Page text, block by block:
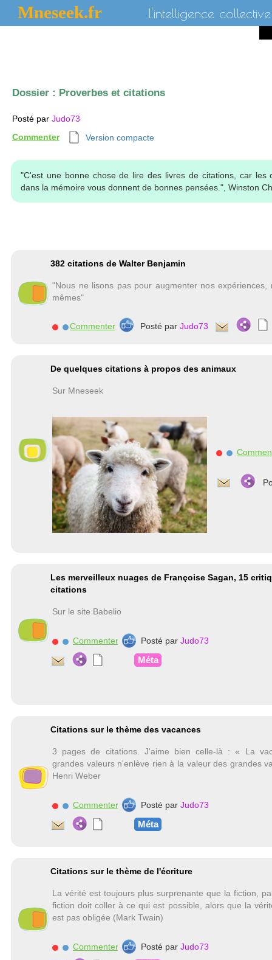
Mneseek.fr L'intelligence collective
Dossier : Proverbes et citations
Posté par Judo73
Commenter
Version compacte
"C'est une bonne chose de lire des livres de citations, car les
dans la mémoire vous donnent de bonnes pensées.", Winston
382 citations de Walter Benjamin
"Nous ne lisons pas pour augmenter nos
mêmes"
Commenter Posté par Judo73
De quelques citations à propos des animaux
Sur Mneseek
Les merveilleux nuages de Françoise Sagan, 15
citations
Sur le site Babelio
Commenter Posté par Judo73
Méta
Citations sur le thème des vacances
3 pages de citations. J'aime bien celle-là : « La
grandes valeurs n'enlève rien à la valeur des grandes
Henri Weber
Commenter Posté par Judo73
Méta
Citations sur le thème de l'écriture
La vérité est toujours plus surprenante que la fiction,
fiction doit coller à ce qui est possible, alors que la
est pas obligée (Mark Twain)
Commenter Posté par Judo73